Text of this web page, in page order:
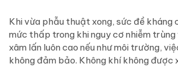
Khi vừa phẫu thuật xong, sức đề kháng
mức thấp trong khi nguy cơ nhiễm
xâm lấn luôn cao nếu như môi trường,
không đảm bảo. Không khí không được